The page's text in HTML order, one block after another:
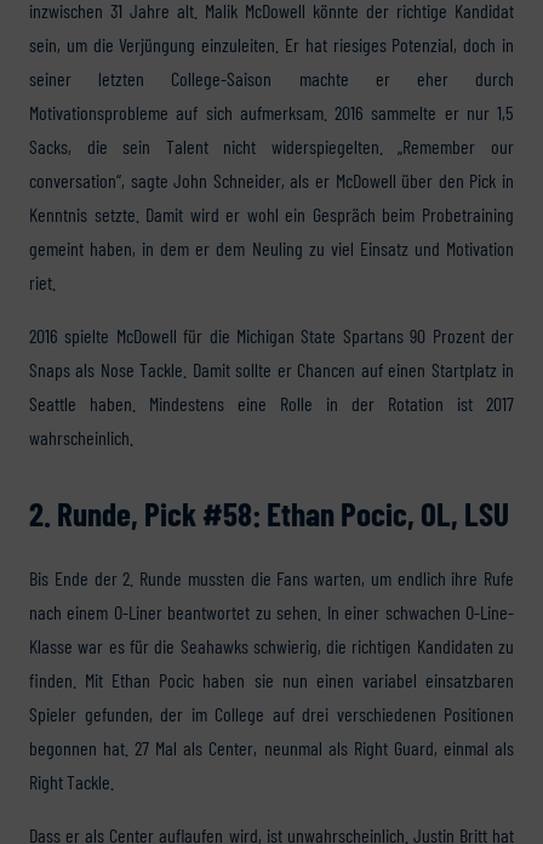
inzwischen 31 Jahre alt. Malik McDowell könnte der richtige Kandidat
sein, um die Verjüngung einzuleiten. Er hat riesiges Potenzial, doch in
seiner letzten College-Saison machte er eher durch
Motivationsprobleme auf sich aufmerksam. 2016 sammelte er nur 1,5
Sacks, die sein Talent nicht widerspiegelten. „Remember our
conversation“, sagte John Schneider, als er McDowell über den Pick in
Kenntnis setzte. Damit wird er wohl ein Gespräch beim Probetraining
gemeint haben, in dem er dem Neuling zu viel Einsatz und Motivation
riet.
2016 spielte McDowell für die Michigan State Spartans 90 Prozent der
Snaps als Nose Tackle. Damit sollte er Chancen auf einen Startplatz in
Seattle haben. Mindestens eine Rolle in der Rotation ist 2017
wahrscheinlich.
2. Runde, Pick #58: Ethan Pocic, OL, LSU
Bis Ende der 2. Runde mussten die Fans warten, um endlich ihre Rufe
nach einem O-Liner beantwortet zu sehen. In einer schwachen O-Line-
Klasse war es für die Seahawks schwierig, die richtigen Kandidaten zu
finden. Mit Ethan Pocic haben sie nun einen variabel einsatzbaren
Spieler gefunden, der im College auf drei verschiedenen Positionen
begonnen hat. 27 Mal als Center, neunmal als Right Guard, einmal als
Right Tackle.
Dass er als Center auflaufen wird, ist unwahrscheinlich. Justin Britt hat